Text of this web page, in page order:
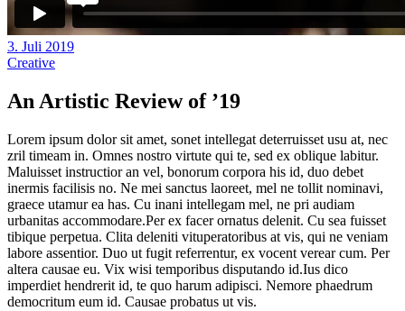
3. Juli 2019
Creative
An Artistic Review of ’19
Lorem ipsum dolor sit amet, sonet intellegat deterruisset usu at, nec
zril timeam in. Omnes nostro virtute qui te, sed ex oblique labitur.
Maluisset instructior an vel, bonorum corpora his id, duo debet
inermis facilisis no. Ne mei sanctus laoreet, mel ne tollit nominavi,
graece utamur ea has. Cu inani intellegam mel, ne pri audiam
urbanitas accommodare.Per ex facer ornatus delenit. Cu sea fuisset
tibique perpetua. Clita deleniti vituperatoribus at vis, qui ne veniam
labore assentior. Duo ut fugit referrentur, ex vocent verear cum. Per
altera causae eu. Vix wisi temporibus disputando id.Ius dico
imperdiet hendrerit id, te quo harum adipisci. Nemore phaedrum
democritum eum id. Causae probatus ut vis.